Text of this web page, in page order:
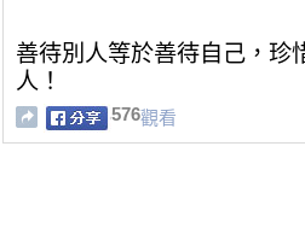
善待別人等於善待自己，珍
人！
576觀看